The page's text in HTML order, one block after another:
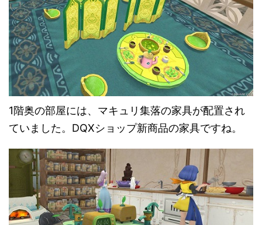
1階奥の部屋には、マキュリ集落の家具が配置され
ていました。DQXショップ新商品の家具ですね。